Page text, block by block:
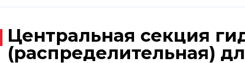
Центральная секция
(распределительная)